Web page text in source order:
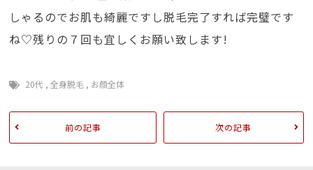
しゃるのでお肌も綺麗ですし脱毛完了すれば完璧です
ね♡残りの７回も宜しくお願い致します!
20代 ,全身脱毛 , お顔全体
前の記事 次の記事